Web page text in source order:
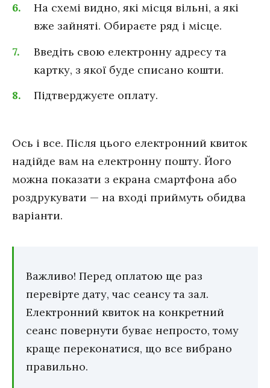
На схемі видно, які місця вільні, а які
вже зайняті. Обираєте ряд і місце.
Введіть свою електронну адресу та
картку, з якої буде списано кошти.
Підтверджуєте оплату.
Ось і все. Після цього електронний квиток
надійде вам на електронну пошту. Його
можна показати з екрана смартфона або
роздрукувати — на вході приймуть обидва
варіанти.
Важливо! Перед оплатою ще раз
перевірте дату, час сеансу та зал.
Електронний квиток на конкретний
сеанс повернути буває непросто, тому
краще переконатися, що все вибрано
правильно.